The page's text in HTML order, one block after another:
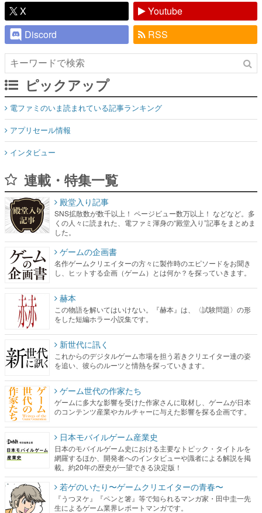
X
Youtube
Discord
RSS
ピックアップ
電ファミのいま読まれている記事ランキング
アプリセール情報
インタビュー
連載・特集一覧
殿堂入り記事
SNS拡散数が数千以上！ ページビュー数万以上！ などなど。多
くの人々に読まれた、電ファミ渾身の“殿堂入り”記事をまとめま
した。
ゲームの企画書
名作ゲームクリエイターの方々に製作時のエピソードをお聞き
し、ヒットする企画（ゲーム）とは何か？を探っていきます。
赫本
この物語を解いてはいけない。『赫本』は、〈試験問題〉の形
をした短編ホラー小説集です。
新世代に訊く
これからのデジタルゲーム市場を担う若きクリエイター達の姿
を追い、彼らのルーツと情熱を探っていきます。
ゲーム世代の作家たち
ゲームに多大な影響を受けた作家さんに取材し、ゲームが日本
のコンテンツ産業やカルチャーに与えた影響を探る企画です。
日本モバイルゲーム産業史
日本のモバイルゲーム史における主要なトピック・タイトルを
網羅するほか、開発者へのインタビューや識者による解説を掲
載。約20年の歴史が一望できる決定版！
若ゲのいたり〜ゲームクリエイターの青春〜
『うつヌケ』『ペンと箸』等で知られるマンガ家・田中圭一先
生によるゲーム業界レポートマンガです。